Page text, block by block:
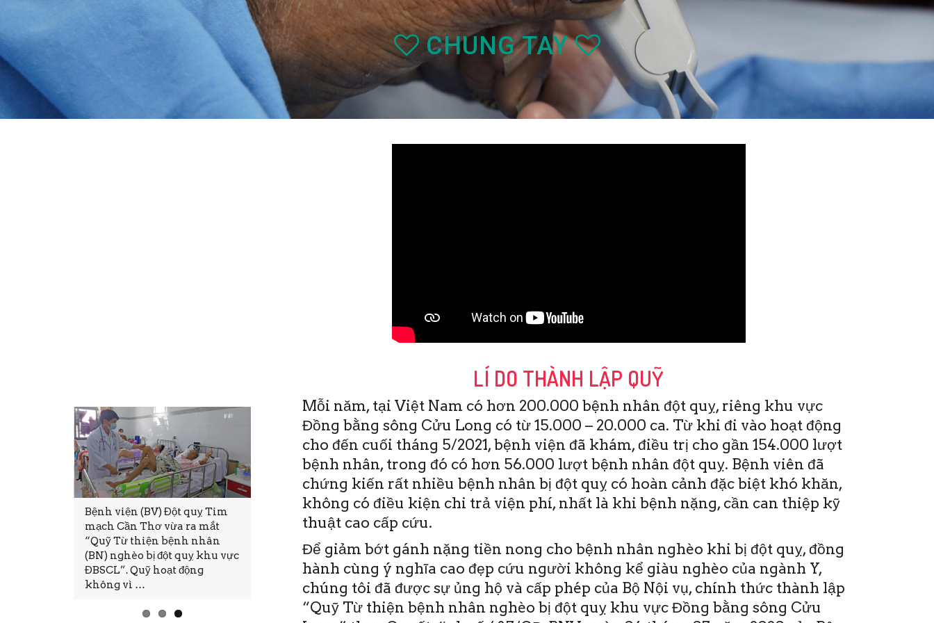
CHUNG TAY
(BV) Đột quỵ Tim
Thơ vừa ra mắt
thiện bệnh nhân
bị đột quỵ khu vực
Thứ Sáu, 19/6/2020
11:28(ĐTTTO)- Sáng nay 19-6,
tại Bệnh viện Đột quỵ Tim
mạch Cần Thơ đã diễn ra Hội
thảo và Đào tạo y khoa liên
tục CME. Đây …
LÍ DO THÀNH LẬP QUỸ
Mỗi năm, tại Việt Nam có hơn 200.000 bệnh nhân đột quỵ, riêng khu vực
Đồng bằng sông Cửu Long có từ 15.000 – 20.000 ca. Từ khi đi vào hoạt động
cho đến cuối tháng 5/2021, bệnh viện đã khám, điều trị cho gần 154.000 lượt
bệnh nhân, trong đó có hơn 56.000 lượt bệnh nhân đột quỵ. Bệnh viên đã
chứng kiến rất nhiều bệnh nhân bị đột quỵ có hoàn cảnh đặc biệt khó khăn,
không có điều kiện chi trả viện phí, nhất là khi bệnh nặng, cần can thiệp kỹ
thuật cao cấp cứu.
Để giảm bớt gánh nặng tiền nong cho bệnh nhân nghèo khi bị đột quỵ, đồng
hành cùng ý nghĩa cao đẹp cứu người không kể giàu nghèo của ngành Y,
chúng tôi đã được sự ủng hộ và cấp phép của Bộ Nội vụ, chính thức thành lập
“Quỹ Từ thiện bệnh nhân nghèo bị đột quỵ khu vực Đồng bằng sông Cửu